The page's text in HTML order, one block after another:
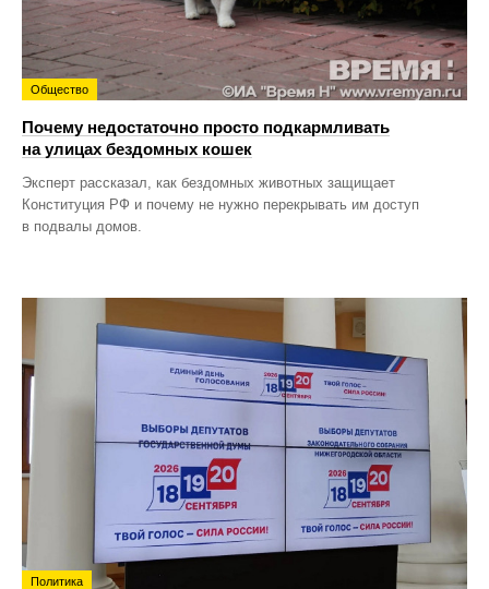
Общество
Почему недостаточно просто подкармливать
на улицах бездомных кошек
Эксперт рассказал, как бездомных животных защищает
Конституция РФ и почему не нужно перекрывать им доступ
в подвалы домов.
Политика